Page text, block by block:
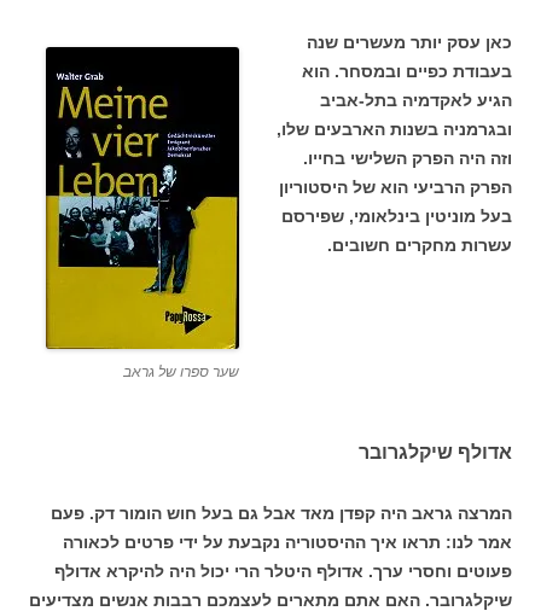
שער ספרו של גראב
כאן עסק יותר מעשרים שנה
בעבודת כפיים ובמסחר. הוא
הגיע לאקדמיה בתל-אביב
ובגרמניה בשנות הארבעים שלו,
וזה היה הפרק השלישי בחייו.
הפרק הרביעי הוא של היסטוריון
בעל מוניטין בינלאומי, שפירסם
עשרות מחקרים חשובים.
אדולף שיקלגרובר
המרצה גראב היה קפדן מאד אבל גם בעל חוש הומור דק. פעם
אמר לנו: תראו איך ההיסטוריה נקבעת על ידי פרטים לכאורה
פעוטים וחסרי ערך. אדולף היטלר הרי יכול היה להיקרא אדולף
שיקלגרובר. האם אתם מתארים לעצמכם רבבות אנשים מצדיעים